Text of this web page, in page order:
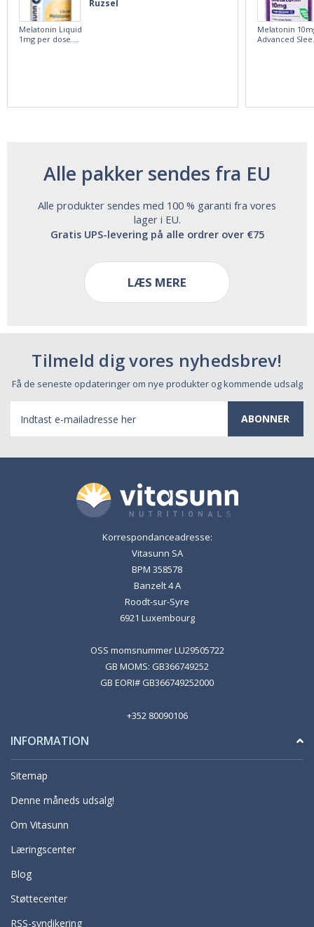
Ruzsel
Melatonin Liquid
1mg per dose.
Melatonin
Advanced
Alle pakker sendes fra EU
Alle produkter sendes med 100 % garanti fra vores
lager i EU.
Gratis UPS-levering på alle ordrer over €75
LÆS MERE
Tilmeld dig vores nyhedsbrev!
Få de seneste opdateringer om nye produkter og kommende udsalg
mail-
adresse
Korrespondanceadresse:
Vitasunn SA
BPM 358578
Banzelt 4 A
Roodt-sur-Syre
6921 Luxembourg
OSS momsnummer LU29505722
GB MOMS: GB366749252
GB EORI# GB366749252000
+352 80090106
INFORMATION
Sitemap
Denne måneds udsalg!
Om Vitasunn
Læringscenter
Blog
Støttecenter
RSS-syndikering